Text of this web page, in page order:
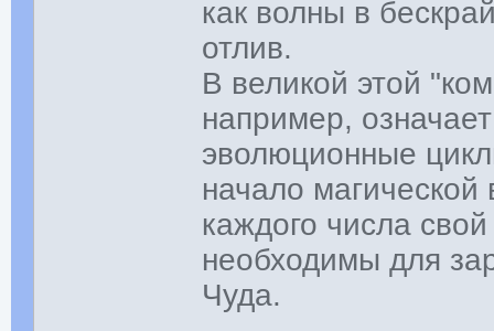
как волны в
отлив.
В великой этой
например,
эволюционные
начало
каждого числа
необходимы для
Чуда.